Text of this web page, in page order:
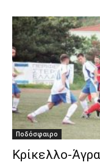
Ποδόσφαιρο
Κρίκελλο-